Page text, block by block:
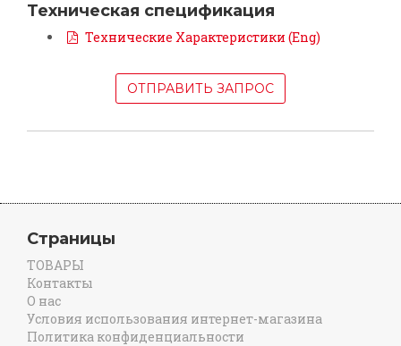
Техническая спецификация
Технические Характеристики (Eng)
ОТПРАВИТЬ ЗАПРОС
Страницы
ТОВАРЫ
Контакты
О нас
Условия использования интернет-магазина
Политика конфиденциальности